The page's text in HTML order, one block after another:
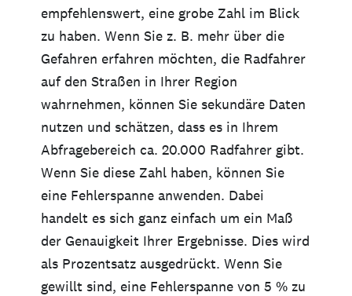
empfehlenswert, eine grobe Zahl im Blick
zu haben. Wenn Sie z. B. mehr über die
Gefahren erfahren möchten, die Radfahrer
auf den Straßen in Ihrer Region
wahrnehmen, können Sie sekundäre Daten
nutzen und schätzen, dass es in Ihrem
Abfragebereich ca. 20.000 Radfahrer gibt.
Wenn Sie diese Zahl haben, können Sie
eine Fehlerspanne anwenden. Dabei
handelt es sich ganz einfach um ein Maß
der Genauigkeit Ihrer Ergebnisse. Dies wird
als Prozentsatz ausgedrückt. Wenn Sie
gewillt sind, eine Fehlerspanne von 5 % zu